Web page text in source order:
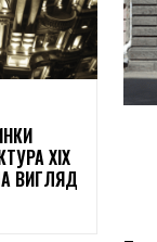
XIX
ВИГЛЯД